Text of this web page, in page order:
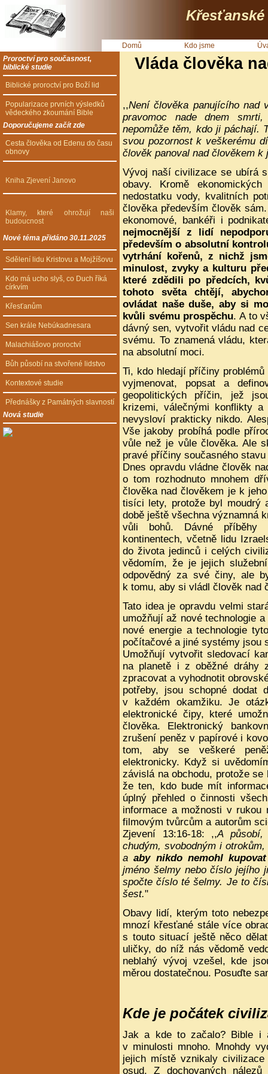
Domů Kdo jsme
Proroctví pro současnost,
biblické studie
Biblické proroctví pro Boží lid
Popularizace prvních výsledků
vědeckého zkoumání Bible
Doporučujeme začít zde
Cesta člověka od Edenu do času
obnovy
Kniha Zjevení Janovo
Klamy, které ohrožují naši
budoucnost
Nové téma přidáno 30.11.2025
Sdělení lidu Kristovu a Mojžíšovu
Kdo má ucho slyš, co Duch říká
církvím
Křesťanům
Sen krále Nebúkadnesara
Malachiášovo proroctví
Bůh působí na stvořené lidstvo
Kontextové studie
Přednášky z Památných slavností
Nová studie
Vláda člověka
,,Není člověka panujícího nad
pravomoc nade dnem
nepomůže těm, kdo ji páchají.
svou pozornost k veškerému
člověk panoval nad člověkem k
Vývoj naší civilizace se ubírá
obavy. Kromě
nedostatku vody, kvalitních
člověka především člověk
ekonomové, bankéři i
nejmocnější z lidí
především o absolutní
vytrhání kořenů, z nichž
minulost, zvyky a kulturu
které zdědili po předcích,
tohoto světa chtějí,
ovládat naše duše, aby si
kvůli svému prospěchu. A to
dávný sen, vytvořit vládu nad
svému. To znamená vládu,
na absolutní moci.
Ti, kdo hledají příčiny
vyjmenovat, popsat a
geopolitických příčin, jež
krizemi, válečnými konflikty
nevysloví prakticky nikdo.
Vše jakoby probíhá podle
vůle než je vůle člověka. Ale
pravé příčiny současného
Dnes opravdu vládne člověk
o tom rozhodnuto mnohem
člověka nad člověkem je k
tisíci lety, protože byl moudrý
době ještě všechna významná
vůli bohů. Dávné příběhy
kontinentech, včetně lidu
do života jedinců i celých
vědomím, že je jejich
odpovědný za své činy, ale
k tomu, aby si vládl člověk nad
Tato idea je opravdu velmi
umožňují až nové technologie
nové energie a technologie
počítačové a jiné systémy jsou
Umožňují vytvořit sledovací
na planetě i z oběžné dráhy
zpracovat a vyhodnotit
potřeby, jsou schopné dodat
v každém okamžiku. Je
elektronické čipy, které
člověka. Elektronický
zrušení peněz v papírové i
tom, aby se veškeré
elektronicky. Když si
závislá na obchodu, protože
že ten, kdo bude mít
úplný přehled o činnosti
informace a možnosti v rukou
filmovým tvůrcům a autorům
Zjevení 13:16-18: ,,A
chudým, svobodným i
aaby nikdo nemohl
jméno šelmy nebo číslo jejího
spočte číslo té šelmy. Je to
šest."
Obavy lidí, kterým toto
mnozí křesťané stále více
s touto situací ještě něco
uličky, do níž nás vědomě
neblahý vývoj vzešel, kde
měrou dostatečnou. Posuďte
Kde je počátek
Jak a kde to začalo? Bible i
v minulosti mnoho. Mnohdy
jejich místě vznikaly
osud. Z dochovaných